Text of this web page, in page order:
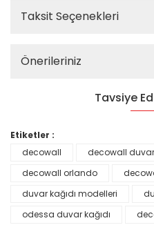
Taksit Seçenekleri
Önerileriniz
Tavsiye
Etiketler :
decowall
decowall duvar
decowall orlando
duvar kağıdı modelleri
odessa duvar kağıdı